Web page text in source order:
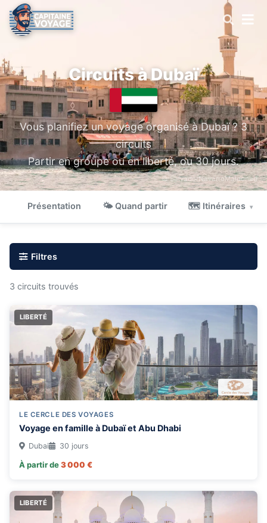
Circuits à Dubaï
Vous planifiez un voyage organisé à Dubaï ? 3
circuits
Partir en groupe ou en liberté, ou 30 jours.
© SalvadorNavarroMaldonad
Présentation 🌤 Quand partir 🗺 Itinéraires ▾
Filtres
DURÉE
2 semaines 3 semaines
+3 semaines
THÉMATIQUE
🖼 découverte 🗻 haute montagne
TYPE DE VOYAGE
Groupe
3 circuits trouvés
LIBERTÉ
LE CERCLE DES VOYAGES
Voyage en famille à Dubaï et Abu Dhabi
Dubai 30 jours
À partir de3 000 €
LIBERTÉ